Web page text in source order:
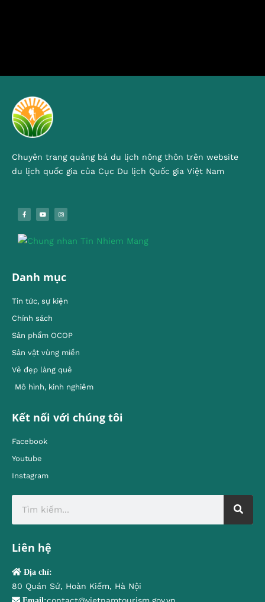
Chuyên trang quảng bá du lịch nông thôn trên website
du lịch quốc gia của Cục Du lịch Quốc gia Việt Nam
Danh mục
Tin tức, sự kiện
Chính sách
Sản phẩm OCOP
Sản vật vùng miền
Vẻ đẹp làng quê
Mô hình, kinh nghiêm
Kết nối với chúng tôi
Facebook
Youtube
Instagram
Liên hệ
Địa chỉ:
80 Quán Sứ, Hoàn Kiếm, Hà Nội
Email:contact@vietnamtourism.gov.vn